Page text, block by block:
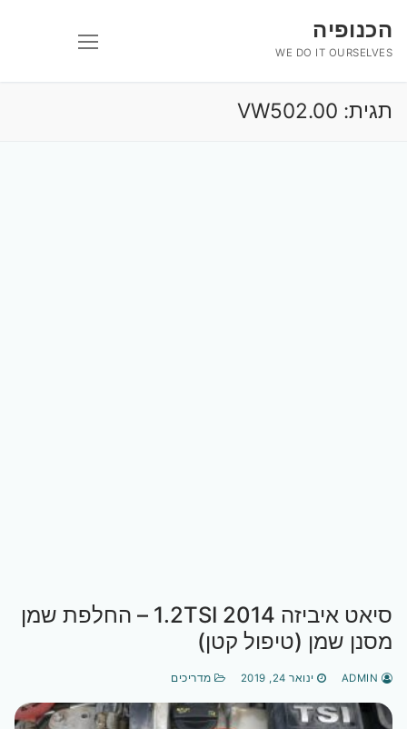
לתוכןהכנופיה
WE DO IT OURSELVES
תגית: VW502.00
סיאט איביזה 2014 1.2TSI – החלפת שמן
מסנן שמן (טיפול קטן)
ינואר 24, 2019 מדריכים